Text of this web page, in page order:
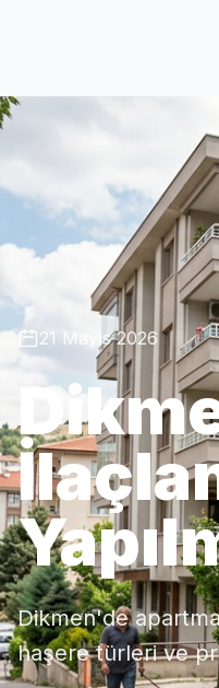
21 Mayıs 2026
Dikmen'de
haşere türleri ve